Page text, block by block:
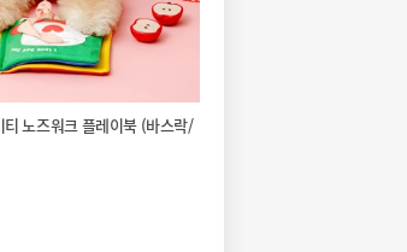
티 노즈워크 플레이북 (바스락/